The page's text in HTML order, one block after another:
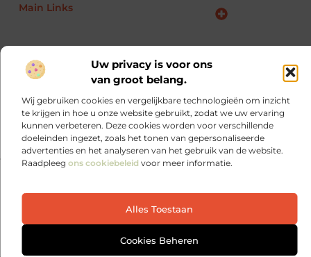
Uw privacy is voor ons
van groot belang.
Wij gebruiken cookies en vergelijkbare technologieën om inzicht
te krijgen in hoe u onze website gebruikt, zodat we uw ervaring
kunnen verbeteren. Deze cookies worden voor verschillende
doeleinden ingezet, zoals het tonen van gepersonaliseerde
advertenties en het analyseren van het gebruik van de website.
Raadpleeg ons cookiebeleid voor meer informatie.
Alles Toestaan
Cookies Beheren
Main Links
Ontdek elke dag iets nieuws op Je-eigen-marketing.be.
Sterke marketing begint bij jezelf.
Website index Cookiebeleid (EU)
@2025 All Right Reserved. Design bywww.je-eigen-